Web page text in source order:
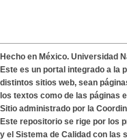
Hecho en México. Universidad
Este es un portal integrado a la
distintos sitios web, sean
los textos como de las
Sitio administrado por la
Este repositorio se rige por los
y el Sistema de Calidad con las